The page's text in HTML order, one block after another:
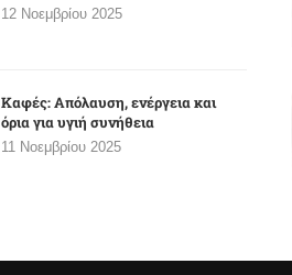
12 Νοεμβρίου 2025
Καφές: Απόλαυση, ενέργεια και
όρια για υγιή συνήθεια
11 Νοεμβρίου 2025